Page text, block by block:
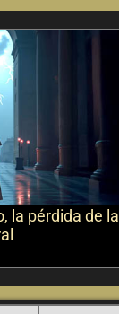
la pérdida de la